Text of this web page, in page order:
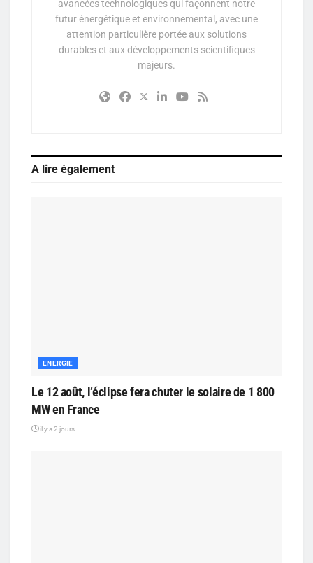
avancées technologiques qui façonnent notre
futur énergétique et environnemental, avec une
attention particulière portée aux solutions
durables et aux développements scientifiques
majeurs.
A lire également
ENERGIE
Le 12 août, l’éclipse fera chuter le solaire de 1 800
MW en France
il y a 2 jours